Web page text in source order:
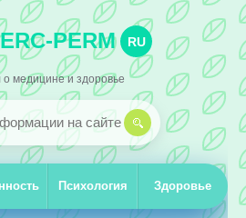
ERC-PERM RU
медицине и здоровье
Психология Здоровье